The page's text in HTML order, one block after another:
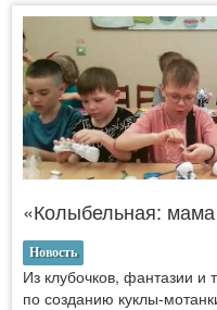
«Колыбельная:
Новость
Из клубочков, фантазии и
по созданию